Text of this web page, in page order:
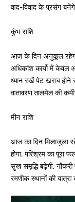
वाद-विवाद के प्रसंग
कुंभ राशि
आज के दिन अनुकूल
अधिकांश कार्यो में केवल
ध्यान रखें पेट खराब होने
वातावरण तालमेल की
मीन राशि
आज का दिन मिलाजुला
होगा. परिश्रम का पूरा
सुख समृद्धि बढ़ेगी.
रमणीक स्थानों की यात्रा